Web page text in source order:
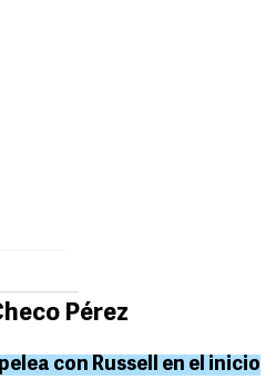
Pérez
con Russell en el inicio